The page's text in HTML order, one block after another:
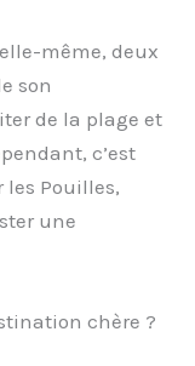
même, deux
son
de la plage et
c’est
les Pouilles,
une
chère ?